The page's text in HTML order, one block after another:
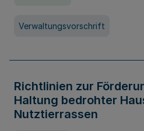
Verwaltungsvorschrift
Richtlinien zur
Haltung bedrohter
Nutztierrassen